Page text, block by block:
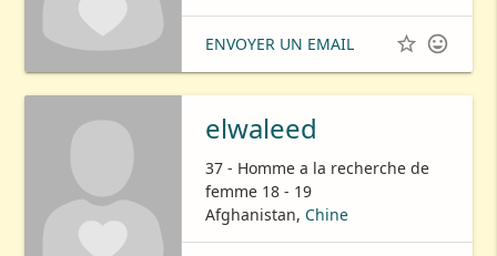
ENVOYER UN EMAIL  
elwaleed
37 - Homme a la recherche de
femme 18 - 19
Afghanistan, Chine